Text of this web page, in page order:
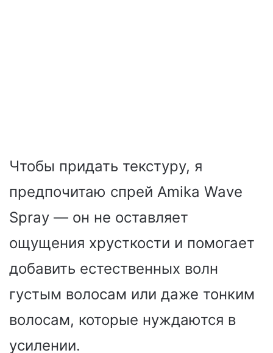
Чтобы придать текстуру, я
предпочитаю спрей Amika Wave
Spray — он не оставляет
ощущения хрусткости и помогает
добавить естественных волн
густым волосам или даже тонким
волосам, которые нуждаются в
усилении.